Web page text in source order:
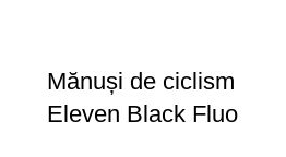
Mănuși de ciclism
Eleven Black Fluo